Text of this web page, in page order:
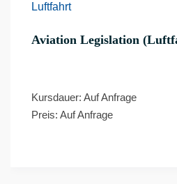
Luftfahrt
Aviation Legislation
Kursdauer: Auf Anfrage
Preis: Auf Anfrage